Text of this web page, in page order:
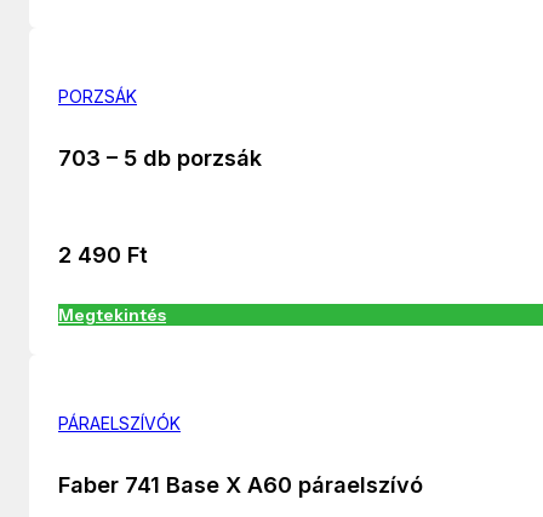
PORZSÁK
703 – 5 db porzsák
2 490 Ft
Megtekintés
PÁRAELSZÍVÓK
Faber 741 Base X A60 páraelszívó